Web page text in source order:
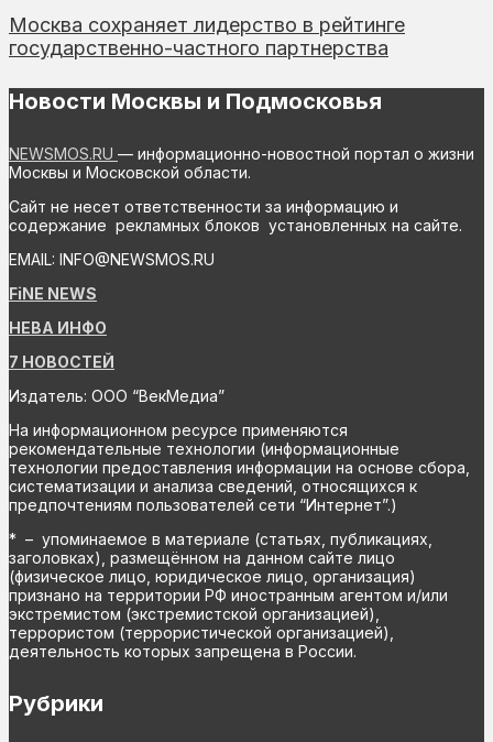
Москва сохраняет лидерство в рейтинге
государственно-частного партнерства
Новости Москвы и Подмосковья
NEWSMOS.RU — информационно-новостной портал о жизни
Москвы и Московской области.
Сайт не несет ответственности за информацию и
содержание рекламных блоков установленных на сайте.
EMAIL: INFO@NEWSMOS.RU
FiNE NEWS
НЕВА ИНФО
7 НОВОСТЕЙ
Издатель: ООО “ВекМедиа”
На информационном ресурсе применяются
рекомендательные технологии (информационные
технологии предоставления информации на основе сбора,
систематизации и анализа сведений, относящихся к
предпочтениям пользователей сети “Интернет”.)
* – упоминаемое в материале (статьях, публикациях,
заголовках), размещённом на данном сайте лицо
(физическое лицо, юридическое лицо, организация)
признано на территории РФ иностранным агентом и/или
экстремистом (экстремистской организацией),
террористом (террористической организацией),
деятельность которых запрещена в России.
Рубрики